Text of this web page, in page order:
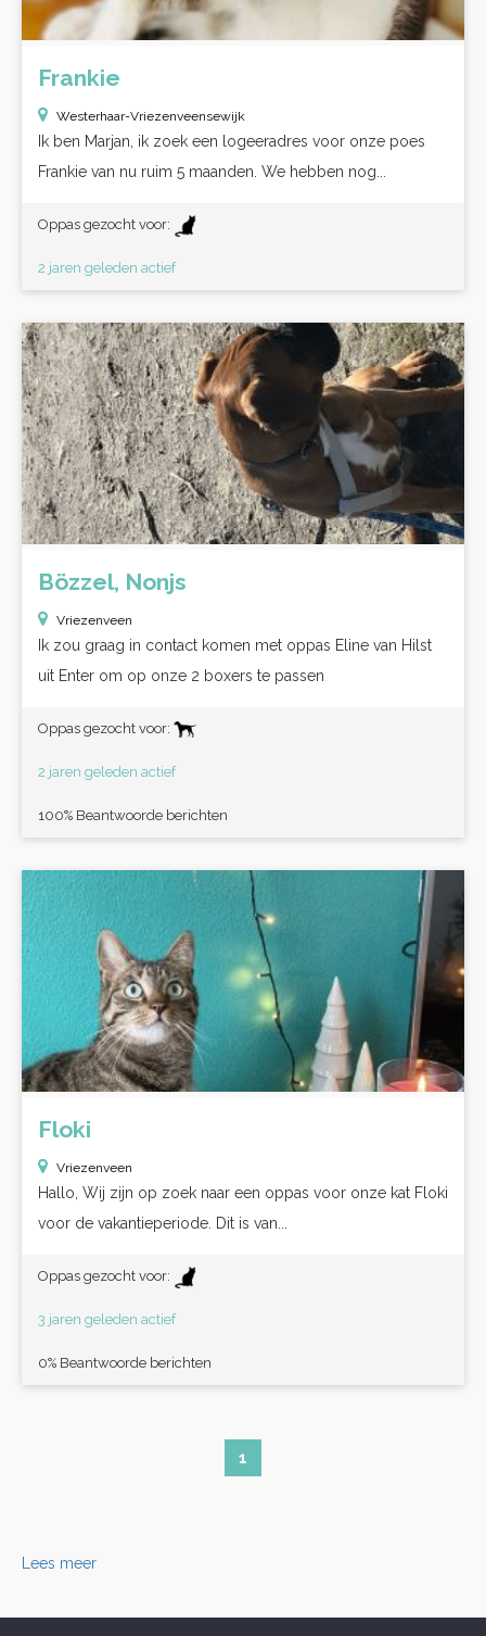
Frankie
Westerhaar-Vriezenveensewijk
Ik ben Marjan, ik zoek een logeeradres voor onze poes
Frankie van nu ruim 5 maanden. We hebben nog...
Oppas gezocht voor:
2 jaren geleden actief
Bözzel, Nonjs
Vriezenveen
Ik zou graag in contact komen met oppas Eline van Hilst
uit Enter om op onze 2 boxers te passen
Oppas gezocht voor:
2 jaren geleden actief
100% Beantwoorde berichten
Floki
Vriezenveen
Hallo, Wij zijn op zoek naar een oppas voor onze kat Floki
voor de vakantieperiode. Dit is van...
Oppas gezocht voor:
3 jaren geleden actief
0% Beantwoorde berichten
1
Lees meer